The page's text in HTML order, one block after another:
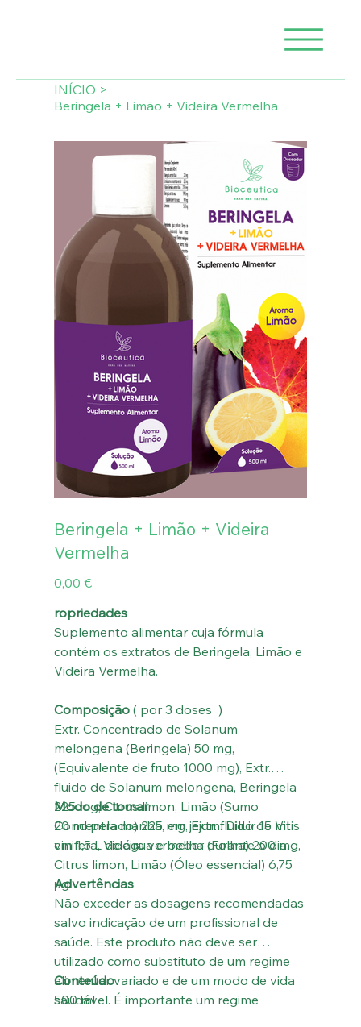
INÍCIO >
Beringela + Limão + Videira Vermelha
Beringela + Limão + Videira
Vermelha
Preço
0,00 €
ropriedades
Suplemento alimentar cuja fórmula
contém os extratos de Beringela, Limão e
Videira Vermelha.
Composição( por 3 doses )
Extr. Concentrado de Solanum
melongena (Beringela) 50 mg,
(Equivalente de fruto 1000 mg), Extr.
fluido de Solanum melongena, Beringela
225 mg, Citrus limon, Limão (Sumo
Concentrado) 225 mg, Extr. fluido de Vitis
vinifera, Videira vermelha (Folha) 200 mg,
Citrus limon, Limão (Óleo essencial) 6,75
μg.
Modo de tomar
20 ml pela manhã, em jejum. Diluir 15 ml
em 1,5 L de água e beber durante o dia.
Advertências
Não exceder as dosagens recomendadas
salvo indicação de um profissional de
saúde. Este produto não deve ser
utilizado como substituto de um regime
alimentar variado e de um modo de vida
saudável. É importante um regime
Conteúdo
500 ml